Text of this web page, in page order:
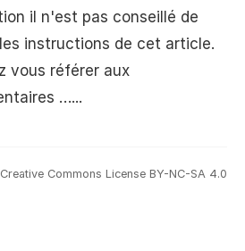
il n'est pas conseillé de
instructions de cet article.
vous référer aux
…...
Creative Commons License BY-NC-SA 4.0